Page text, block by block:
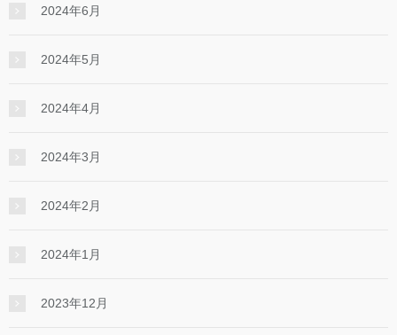
2024年6月
2024年5月
2024年4月
2024年3月
2024年2月
2024年1月
2023年12月